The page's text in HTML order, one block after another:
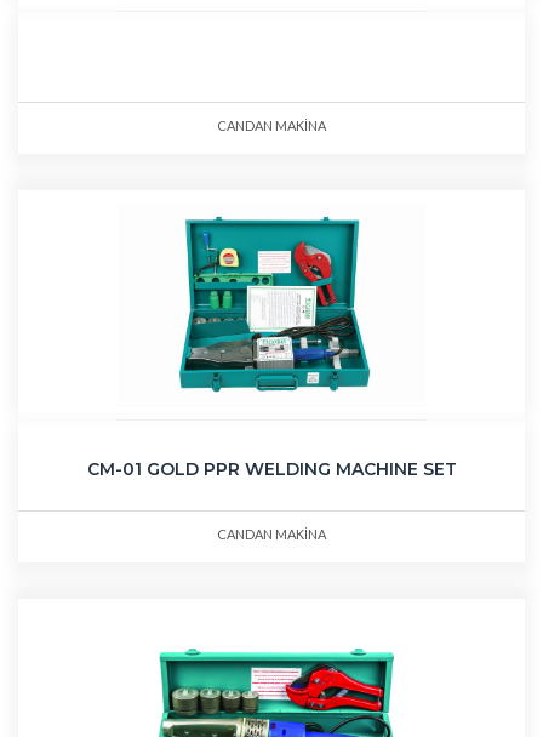
CANDAN MAKİNA
CM-01 GOLD PPR WELDING MACHINE SET
CANDAN MAKİNA